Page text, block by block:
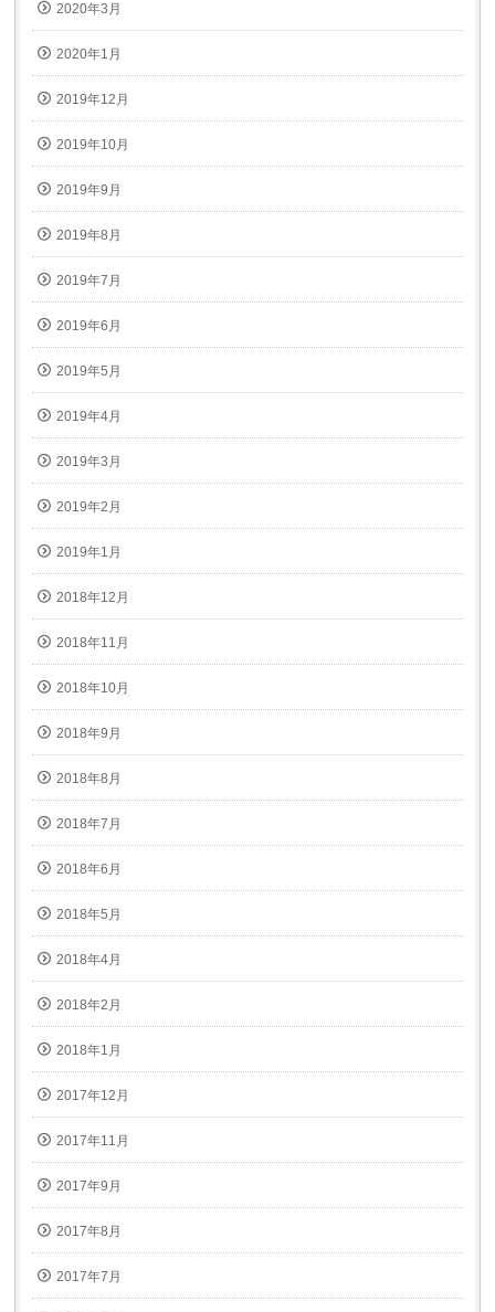
2020年3月
2020年1月
2019年12月
2019年10月
2019年9月
2019年8月
2019年7月
2019年6月
2019年5月
2019年4月
2019年3月
2019年2月
2019年1月
2018年12月
2018年11月
2018年10月
2018年9月
2018年8月
2018年7月
2018年6月
2018年5月
2018年4月
2018年2月
2018年1月
2017年12月
2017年11月
2017年9月
2017年8月
2017年7月